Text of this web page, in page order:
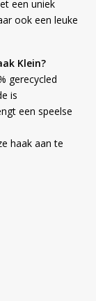
een uniek
ook een leuke
Klein?
gerecycled
is
een speelse
haak aan te